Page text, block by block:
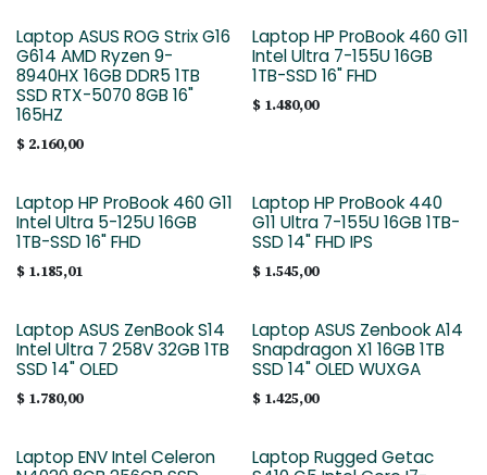
Laptop ASUS ROG Strix G16
G614 AMD Ryzen 9-
8940HX 16GB DDR5 1TB
SSD RTX-5070 8GB 16"
165HZ
$ 2.160,00
Laptop HP ProBook 460 G11
Intel Ultra 7-155U 16GB
1TB-SSD 16" FHD
$ 1.480,00
Laptop HP ProBook 460 G11
Intel Ultra 5-125U 16GB
1TB-SSD 16" FHD
$ 1.185,01
Laptop HP ProBook 440
G11 Ultra 7-155U 16GB 1TB-
SSD 14" FHD IPS
$ 1.545,00
Laptop ASUS ZenBook S14
Intel Ultra 7 258V 32GB 1TB
SSD 14" OLED
$ 1.780,00
Laptop ASUS Zenbook A14
Snapdragon X1 16GB 1TB
SSD 14" OLED WUXGA
$ 1.425,00
Laptop ENV Intel Celeron
Laptop Rugged Getac